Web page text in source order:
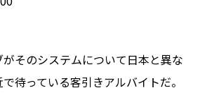
そのシステムについて日本と異な
待っている客引きアルバイトだ。